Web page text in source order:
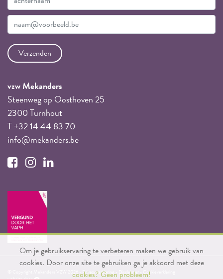
vzw Mekanders
Steenweg op Oosthoven 25
2300 Turnhout
T +32 14 44 83 70
info@mekanders.be
Privacyverklaring Disclaimer
Cookieverklaring
Om je gebruikservaring te verbeteren maken we gebruik van
cookies. Door onze site te gebruiken ga je akkoord met deze
cookies?Geen probleem!